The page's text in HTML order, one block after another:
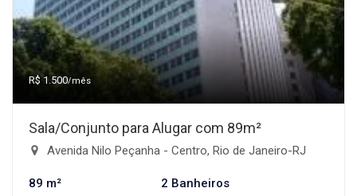
R$ 1.500/mês
Sala/Conjunto para Alugar com 89m²
Avenida Nilo Peçanha - Centro, Rio de Janeiro-RJ
89 m² 2 Banheiros